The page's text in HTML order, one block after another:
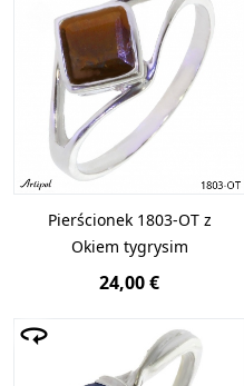
Pierścionek 1803-OT z
Okiem tygrysim
24,00 €